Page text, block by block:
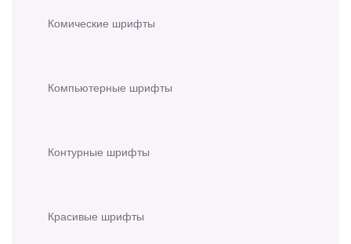
Комические шрифты
Компьютерные шрифты
Контурные шрифты
Красивые шрифты